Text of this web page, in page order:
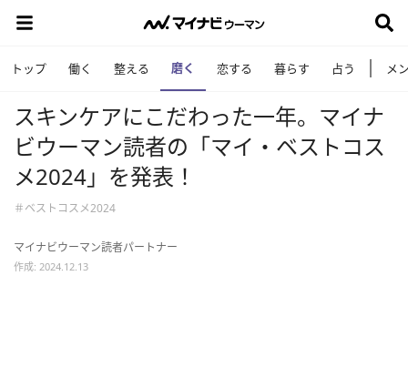
トップ 働く 整える 磨く 恋する 暮らす 占う メ
スキンケアにこだわった一年。マイナ
ビウーマン読者の「マイ・ベストコス
メ2024」を発表！
＃ベストコスメ2024
マイナビウーマン読者パートナー
作成: 2024.12.13